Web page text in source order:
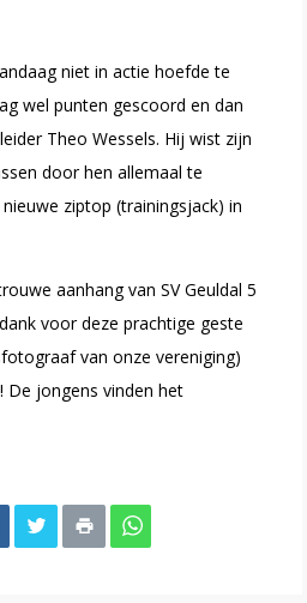
niet in actie hoefde te
wel punten gescoord en dan
Theo Wessels. Hij wist zijn
door hen allemaal te
ziptop (trainingsjack) in
aanhang van SV Geuldal 5
voor deze prachtige geste
van onze vereniging)
De jongens vinden het